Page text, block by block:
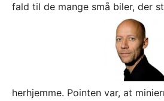
fald til de mange små biler, der
herhjemme. Pointen var, at